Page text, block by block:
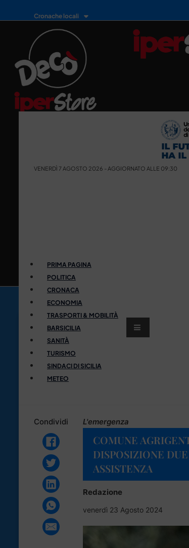
Cronache locali
VENERDÌ 7 AGOSTO 2026 - AGGIORNATO ALLE 09:30
PRIMA PAGINA
POLITICA
CRONACA
ECONOMIA
TRASPORTI & MOBILITÀ
BARSICILIA
SANITÀ
TURISMO
SINDACI DI SICILIA
METEO
Condividi L'emergenza
COMUNE
DISPOSIZIONE
ASSISTENZA
Redazione
venerdì 23 Agosto 2024